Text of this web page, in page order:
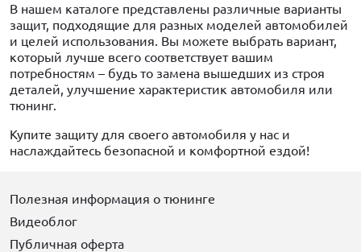
В нашем каталоге представлены различные варианты
защит, подходящие для разных моделей автомобилей
и целей использования. Вы можете выбрать вариант,
который лучше всего соответствует вашим
потребностям – будь то замена вышедших из строя
деталей, улучшение характеристик автомобиля или
тюнинг.
Купите защиту для своего автомобиля у нас и
наслаждайтесь безопасной и комфортной ездой!
Полезная информация о тюнинге
Видеоблог
Публичная оферта